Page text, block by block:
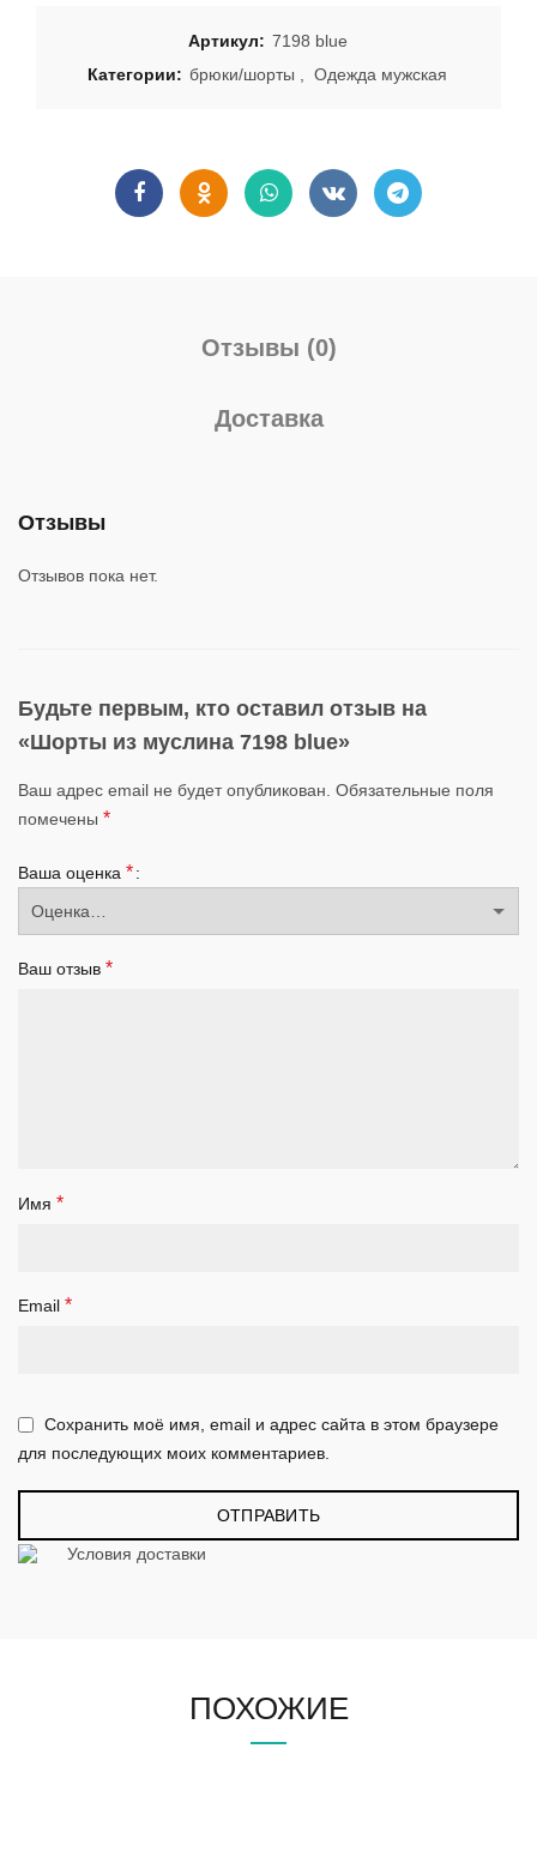
Артикул: 7198 blue
Категории: брюки/шорты Одежда мужская
Отзывы (0)
Доставка
Отзывы
Отзывов пока нет.
Будьте первым, кто оставил отзыв на
«Шорты из муслина 7198 blue»
Ваш адрес email не будет опубликован. Обязательные поля
помечены *
Ваша оценка *
Ваш отзыв *
Имя *
Email *
Сохранить моё имя, email и адрес сайта в этом браузере
для последующих моих комментариев.
Условия доставки
ПОХОЖИЕ